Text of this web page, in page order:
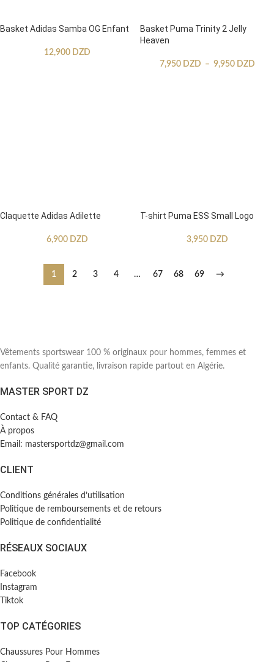
Basket Adidas Samba OG Enfant
12,900 DZD
Basket Puma Trinity 2 Jelly
Heaven
7,950 DZD – 9,950 DZD
Claquette Adidas Adilette
6,900 DZD
T-shirt Puma ESS Small Logo
3,950 DZD
1 2 3 4 … 67 68 69 →
Vêtements sportswear 100 % originaux pour hommes, femmes et
enfants. Qualité garantie, livraison rapide partout en Algérie.
MASTER SPORT DZ
Contact & FAQ
À propos
Email: mastersportdz@gmail.com
CLIENT
Conditions générales d’utilisation
Politique de remboursements et de retours
Politique de confidentialité
RÉSEAUX SOCIAUX
Facebook
Instagram
Tiktok
TOP CATÉGORIES
Chaussures Pour Hommes